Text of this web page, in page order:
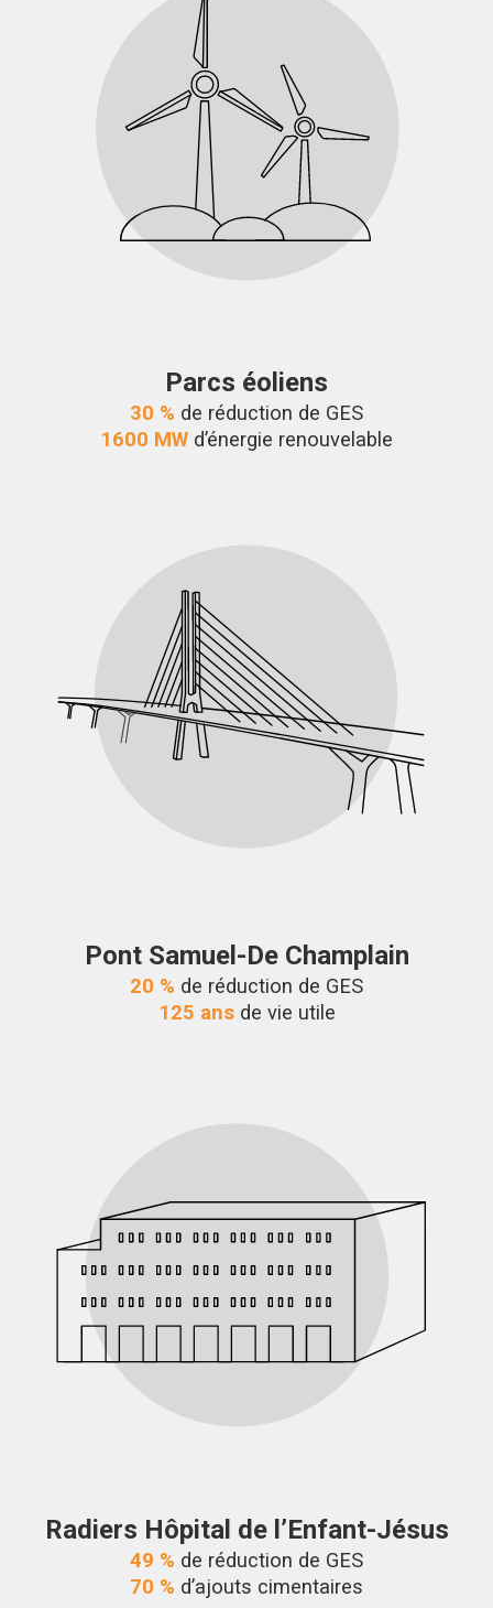
Parcs éoliens
30 % de réduction de GES
1600 MW d’énergie renouvelable
Pont Samuel-De Champlain
20 % de réduction de GES
125 ans de vie utile
Radiers Hôpital de l’Enfant-Jésus
49 % de réduction de GES
70 % d’ajouts cimentaires